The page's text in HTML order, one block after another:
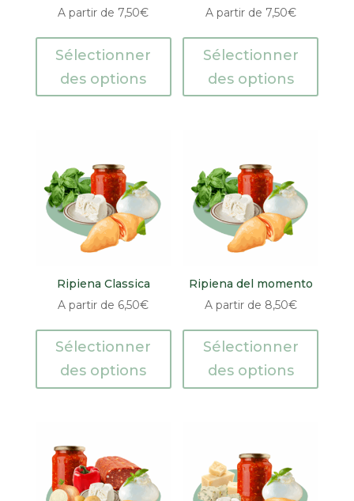
A partir de 7,50€
Sélectionner
des options
A partir de 7,50€
Sélectionner
des options
Ripiena Classica
A partir de 6,50€
Sélectionner
des options
Ripiena del momento
A partir de 8,50€
Sélectionner
des options